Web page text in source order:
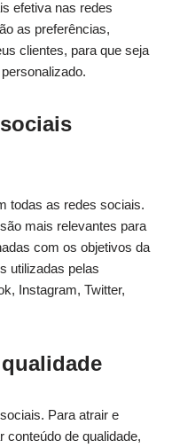
efetiva nas redes
as preferências,
clientes, para que seja
todas as redes sociais.
mais relevantes para
com os objetivos da
utilizadas pelas
Instagram, Twitter,
Para atrair e
conteúdo de qualidade,